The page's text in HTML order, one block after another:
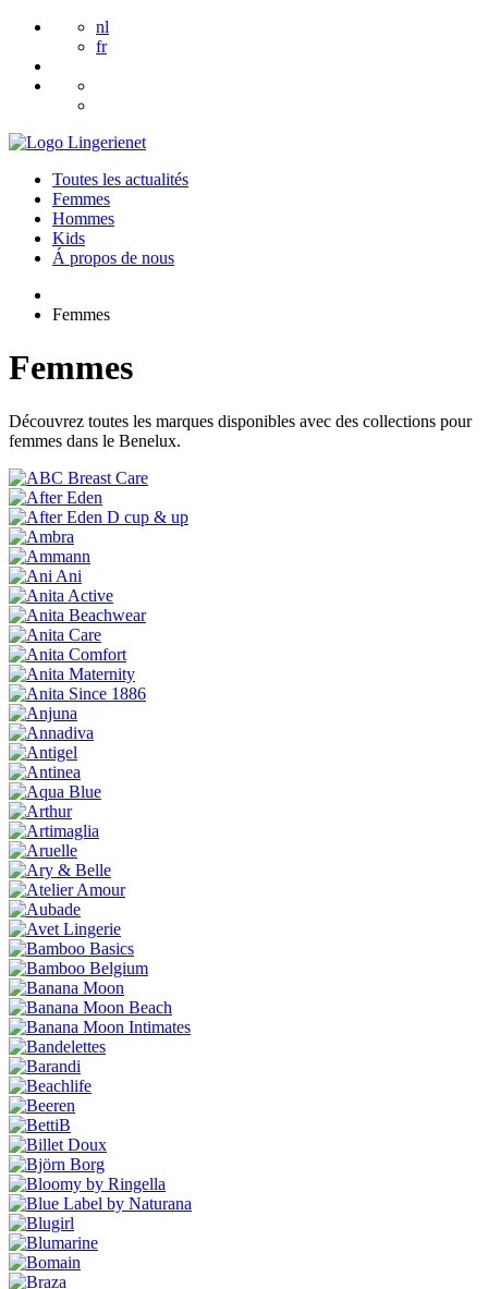
nl
fr
Toutes les actualités
Femmes
Hommes
Kids
Á propos de nous
Femmes
Femmes
Découvrez toutes les marques disponibles avec des collections pour
femmes dans le Benelux.